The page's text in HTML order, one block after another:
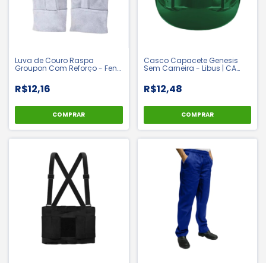
Luva de Couro Raspa
Groupon Com Reforço - Fena
R$12,16
COMPRAR
Casco Capacete Genesis
Sem Carneira - Libus | CA
R$12,48
COMPRAR